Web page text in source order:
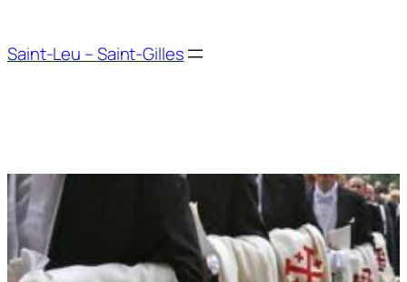
contenu
Saint-Leu – Saint-Gilles